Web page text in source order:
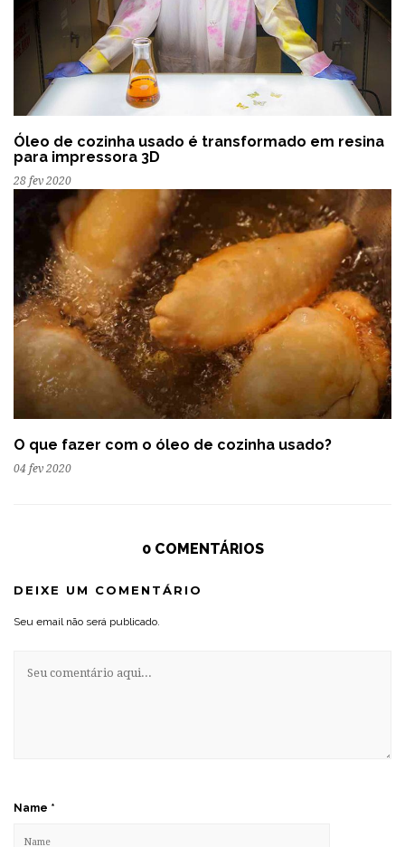
Óleo de cozinha usado é transformado em resina
para impressora 3D
28 fev 2020
O que fazer com o óleo de cozinha usado?
04 fev 2020
0 COMENTÁRIOS
DEIXE UM COMENTÁRIO
Seu email não será publicado.
Name *